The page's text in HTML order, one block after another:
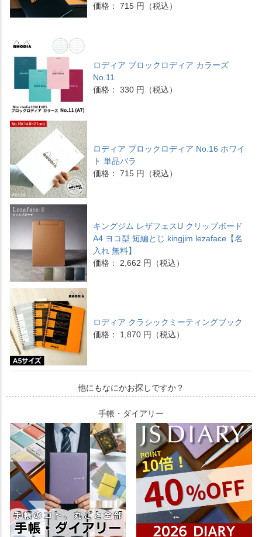
価格： 715 円（税込）
ロディア ブロックロディア カラーズ
No.11
価格： 330 円（税込）
ロディア ブロックロディア No.16 ホワイ
ト 単品バラ
価格： 715 円（税込）
キングジム レザフェスU クリップボード
A4 ヨコ型 短編とじ kingjim lezaface【名
入れ 無料】
価格： 2,662 円（税込）
ロディア クラシックミーティングブック
価格： 1,870 円（税込）
他にもなにかお探しですか？
手帳・ダイアリー